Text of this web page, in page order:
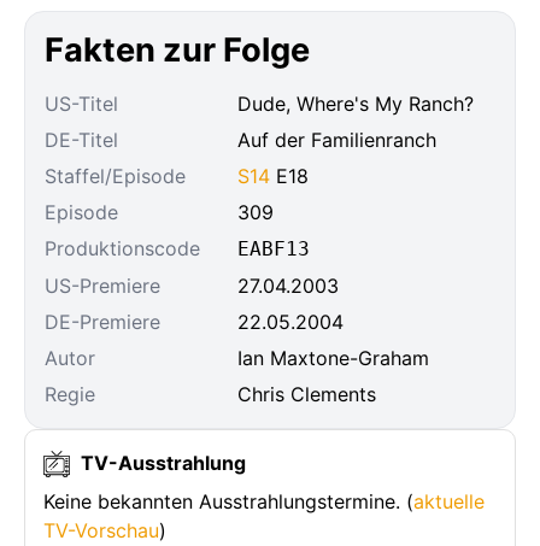
Fakten zur Folge
US-Titel
Dude, Where's My Ranch?
DE-Titel
Auf der Familienranch
Staffel/Episode
S14 E18
Episode
309
Produktionscode
EABF13
US-Premiere
27.04.2003
DE-Premiere
22.05.2004
Autor
Ian Maxtone-Graham
Regie
Chris Clements
TV-Ausstrahlung
Keine bekannten Ausstrahlungstermine. (aktuelle
TV-Vorschau)